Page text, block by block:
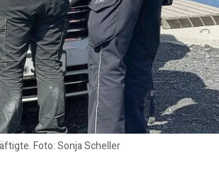
Foto: Sonja Scheller